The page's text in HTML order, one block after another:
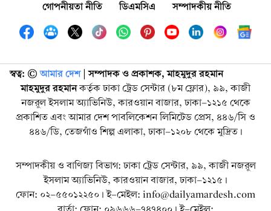
গোপনীয়তা নীতি
ডিএমসিএ সম্পাদকীয় নীতি
স্বত্ব: ©️ আমার দেশ| সম্পাদক ও প্রকাশক, মাহমুদুর রহমান
মাহমুদুর রহমানকর্তৃক ঢাকা ট্রেড সেন্টার (৮ম ফ্লোর), ৯৯, কাজী
নজরুল ইসলাম অ্যাভিনিউ, কারওয়ান বাজার, ঢাকা-১২১৫ থেকে
প্রকাশিত এবং আমার দেশ পাবলিকেশন লিমিটেড প্রেস, ৪৪৬/সি ও
৪৪৬/ডি, তেজগাঁও শিল্প এলাকা, ঢাকা-১২০৮ থেকে মুদ্রিত।
সম্পাদকীয় ও বাণিজ্য বিভাগ: ঢাকা ট্রেড সেন্টার, ৯৯, কাজী নজরুল
ইসলাম অ্যাভিনিউ, কারওয়ান বাজার, ঢাকা-১২১৫।
ফোন: ০২-৫৫০১২২৫০। ই-মেইল: info@dailyamardesh.com